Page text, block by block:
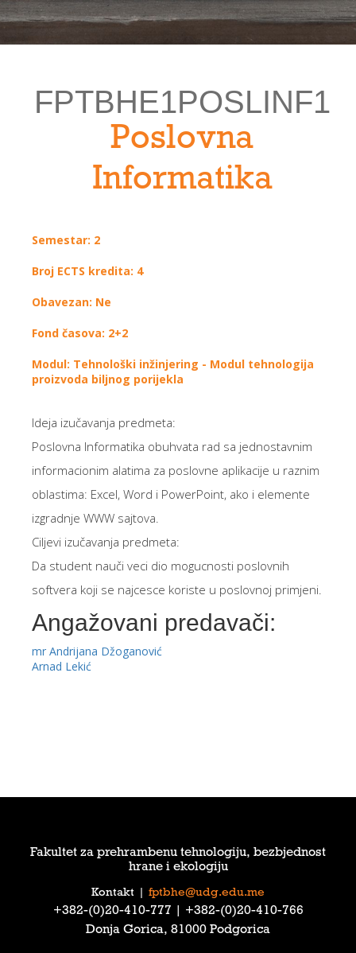
FPTBHE1POSLINF1
Poslovna
Informatika
Semestar: 2
Broj ECTS kredita: 4
Obavezan: Ne
Fond časova: 2+2
Modul: Tehnološki inžinjering - Modul tehnologija
proizvoda biljnog porijekla
Ideja izučavanja predmeta:
Poslovna Informatika obuhvata rad sa jednostavnim
informacionim alatima za poslovne aplikacije u raznim
oblastima: Excel, Word i PowerPoint, ako i elemente
izgradnje WWW sajtova.
Ciljevi izučavanja predmeta:
Da student nauči veci dio mogucnosti poslovnih
softvera koji se najcesce koriste u poslovnoj primjeni.
Angažovani predavači:
mr Andrijana Džoganović
Arnad Lekić
Fakultet za prehrambenu tehnologiju, bezbjednost
hrane i ekologiju
Kontakt fptbhe@udg.edu.me
‎+382-(0)20-410-777‎ | ‎+382-(0)20-410-766‎
Donja Gorica, 81000 Podgorica